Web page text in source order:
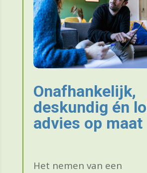
Onafhankelijk,
deskundig én
advies op maat
Het nemen van een